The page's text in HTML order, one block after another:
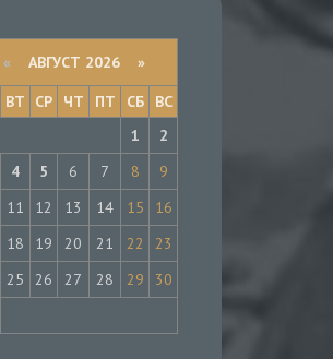
« АВГУСТ 2026 »
ВТ СР ЧТ ПТ СБ
ВС
1
2
4 5 6 7 8
9
11 12 13 14 15
16
18 19 20 21 22
23
25 26 27 28 29
30